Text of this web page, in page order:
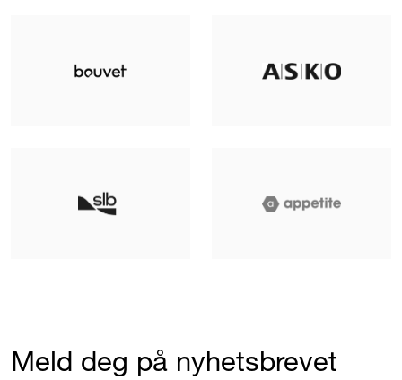
Meld deg på nyhetsbrevet